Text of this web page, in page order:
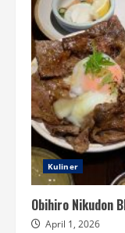
Kuliner
Obihiro Nikudon
April 1, 2026